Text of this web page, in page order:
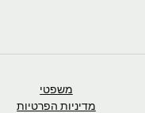
משפטי
מדיניות הפרטיות